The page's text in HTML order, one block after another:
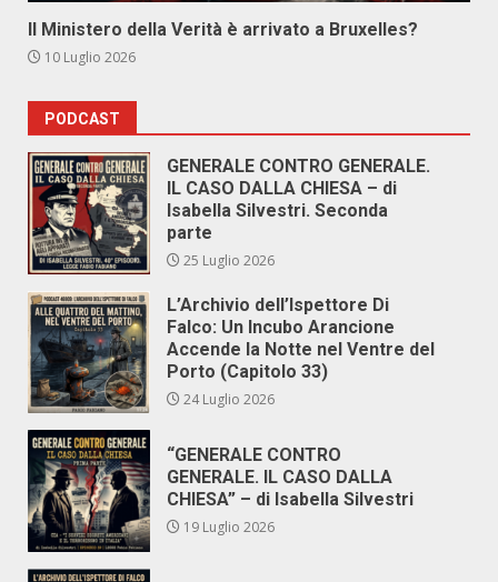
Il Ministero della Verità è arrivato a Bruxelles?
10 Luglio 2026
PODCAST
GENERALE CONTRO GENERALE.
IL CASO DALLA CHIESA – di
Isabella Silvestri. Seconda
parte
25 Luglio 2026
L’Archivio dell’Ispettore Di
Falco: Un Incubo Arancione
Accende la Notte nel Ventre del
Porto (Capitolo 33)
24 Luglio 2026
“GENERALE CONTRO
GENERALE. IL CASO DALLA
CHIESA” – di Isabella Silvestri
19 Luglio 2026